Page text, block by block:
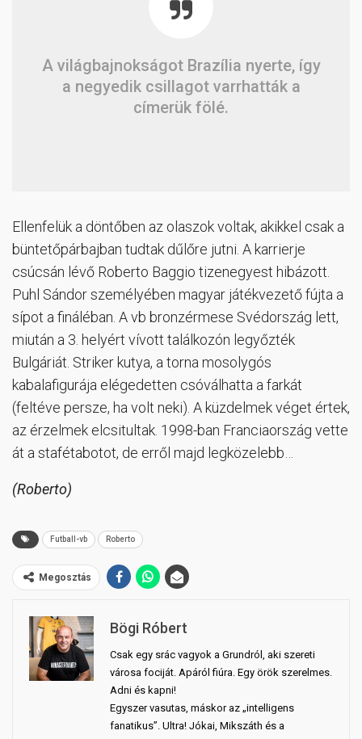
A világbajnokságot Brazília nyerte, így
a negyedik csillagot varrhatták a
címerük fölé.
Ellenfelük a döntőben az olaszok voltak, akikkel csak a
büntetőpárbajban tudtak dűlőre jutni. A karrierje
csúcsán lévő Roberto Baggio tizenegyest hibázott.
Puhl Sándor személyében magyar játékvezető fújta a
sípot a fináléban. A vb bronzérmese Svédország lett,
miután a 3. helyért vívott találkozón legyőzték
Bulgáriát. Striker kutya, a torna mosolygós
kabalafigurája elégedetten csóválhatta a farkát
(feltéve persze, ha volt neki). A küzdelmek véget értek,
az érzelmek elcsitultak. 1998-ban Franciaország vette
át a stafétabotot, de erről majd legközelebb…
(Roberto)
Futball-vb Roberto
Megosztás
Bögi Róbert
Csak egy srác vagyok a Grundról, aki szereti
városa fociját. Apáról fiúra. Egy örök szerelmes.
Adni és kapni!
Egyszer vasutas, máskor az „intelligens
fanatikus”. Ultra! Jókai, Mikszáth és a